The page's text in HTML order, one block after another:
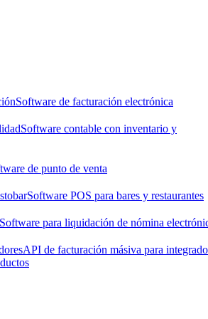
Software de facturación electrónica
Software contable con inventario y
de punto de venta
Software POS para bares y restaurantes
Software para liquidación de nómina
API de facturación másiva para